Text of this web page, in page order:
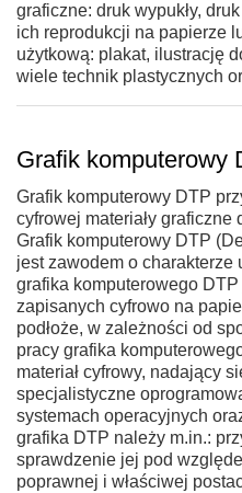
graficzne: druk wypukły,
ich reprodukcji na papierze
użytkową: plakat, ilustrację
wiele technik plastycznych
Grafik komputerowy
Grafik komputerowy DTP
cyfrowej materiały graficzne
Grafik komputerowy DTP
jest zawodem o charakterze
grafika komputerowego
zapisanych cyfrowo na
podłoże, w zależności od
pracy grafika
materiał cyfrowy, nadający
specjalistyczne
systemach operacyjnych
grafika DTP należy m.in.:
sprawdzenie jej pod
poprawnej i właściwej